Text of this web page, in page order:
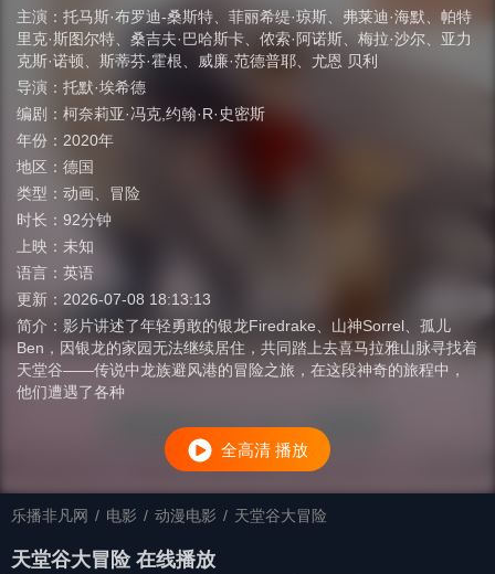
主演： 托马斯·布罗迪-桑斯特 菲丽希缇·琼斯 弗莱迪·海默
帕特
里克·斯图尔特
桑吉夫·巴哈斯卡 侬索·阿诺斯 梅拉·沙尔
亚力
克斯·诺顿
斯蒂芬·霍根 威廉·范德普耶
尤恩 贝利
导演： 托默·埃希德
编剧： 柯奈莉亚·冯克,约翰·R·史密斯
年份： 2020年
地区： 德国
类型： 动画
冒险
时长： 92分钟
上映： 未知
语言： 英语
更新： 2026-07-08 18:13:13
简介： 影片讲述了年轻勇敢的银龙Firedrake、山神Sorrel、孤儿
Ben，因银龙的家园无法继续居住，共同踏上去喜马拉雅山脉寻找着
天堂谷——传说中龙族避风港的冒险之旅，在这段神奇的旅程中，
他们遭遇了各种
全高清 播放
乐播非凡网 / 电影 / 动漫电影 / 天堂谷大冒险
天堂谷大冒险 在线播放